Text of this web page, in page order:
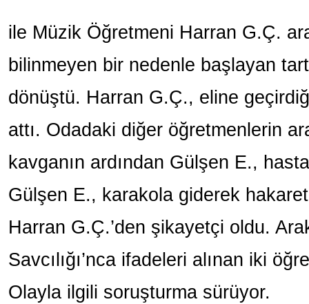
ile Müzik Öğretmeni Harran G.Ç.
bilinmeyen bir nedenle başlayan
dönüştü. Harran G.Ç., eline
attı. Odadaki diğer öğretmenlerin
kavganın ardından Gülşen E.,
Gülşen E., karakola giderek
Harran G.Ç.’den şikayetçi oldu.
Savcılığı’nca ifadeleri alınan iki
Olayla ilgili soruşturma sürüyor.